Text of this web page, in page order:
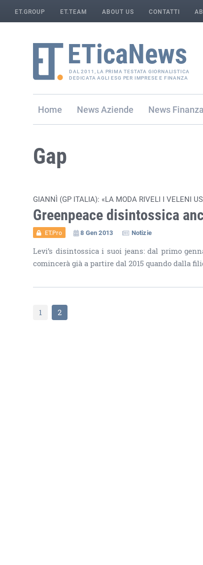
ET.GROUP ET.TEAM ABOUT US CONTATTI
DAL 2011, LA PRIMA TESTATA GIORNALISTICA
DEDICATA AGLI ESG PER IMPRESE E FINANZA
Home Aziende Finanza
Gap
GIANNÌ (GP ITALIA): «LA MODA RIVELI I VELENI
Greenpeace disintossica
ET.Pro 8 Gen 2013 Notizie
Levi’s disintossica i suoi jeans: dal primo
comincerà già a partire dal 2015 quando dalla
1 2